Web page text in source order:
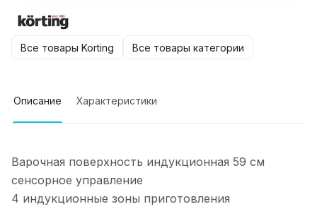
Все товары Korting Все товары категории
Описание Характеристики
Варочная поверхность индукционная 59 cм
сенсорное управление
4 индукционные зоны приготовления